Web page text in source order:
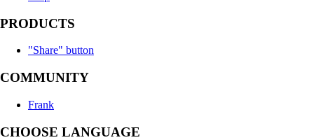
PRODUCTS
"Share" button
COMMUNITY
Frank
CHOOSE LANGUAGE